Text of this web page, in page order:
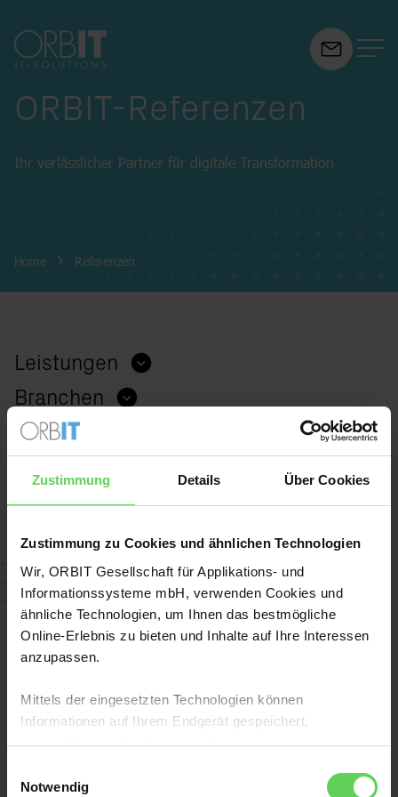
Zustimmung Details Über Cookies
Zustimmung zu Cookies und ähnlichen Technologien
Wir, ORBIT Gesellschaft für Applikations- und
Informationssysteme mbH, verwenden Cookies und
ähnliche Technologien, um Ihnen das bestmögliche
Online-Erlebnis zu bieten und Inhalte auf Ihre Interessen
anzupassen.
Mittels der eingesetzten Technologien können
Informationen auf Ihrem Endgerät gespeichert,
angereichert und gelesen werden.
Mit einem Klick auf „Alle akzeptieren“ stimmen Sie dem
Notwendig
Suchfeld
Suchen
ORBIT-Referenzen
Ihr verlässlicher Partner für digitale Transformation
Breadcrumb-Navigation
Home Referenzen
Leistungen
Branchen
Keine Referenzen gefunden
2026 ORBIT Gesellschaft für
Applikations- und
Informationssysteme mbH
Mildred-Scheel-Str. 1